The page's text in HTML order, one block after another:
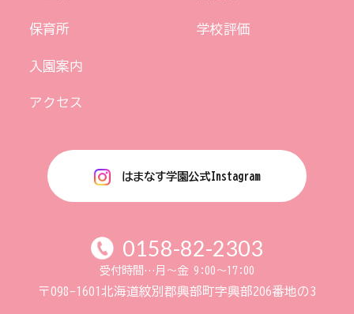
保育所
入園案内
アクセス
学校評価
はまなす学園公式Instagram
0158-82-2303
受付時間…月〜金 9:00〜17:00
〒098-1601 北海道紋別郡興部町字興部206番地の3